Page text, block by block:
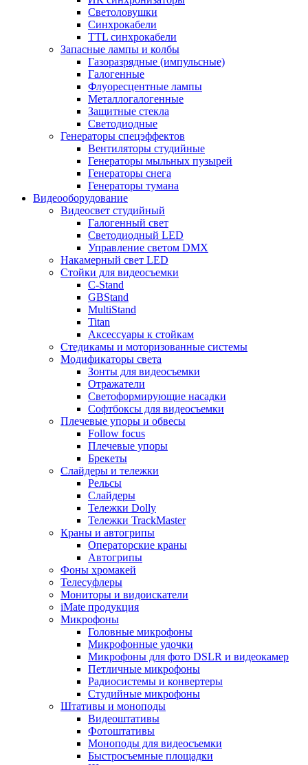
Светоловушки
Синхрокабели
TTL синхрокабели
Запасные лампы и колбы
Газоразрядные (импульсные)
Галогенные
Флуоресцентные лампы
Металлогалогенные
Защитные стекла
Светодиодные
Генераторы спецэффектов
Вентиляторы студийные
Генераторы мыльных пузырей
Генераторы снега
Генераторы тумана
Видеооборудование
Видеосвет студийный
Галогенный свет
Светодиодный LED
Управление светом DMX
Накамерный свет LED
Стойки для видеосъемки
C-Stand
GBStand
MultiStand
Titan
Аксессуары к стойкам
Стедикамы и моторизованные системы
Модификаторы света
Зонты для видеосъемки
Отражатели
Светоформирующие насадки
Софтбоксы для видеосъемки
Плечевые упоры и обвесы
Follow focus
Плечевые упоры
Брекеты
Слайдеры и тележки
Рельсы
Слайдеры
Тележки Dolly
Тележки TrackMaster
Краны и автогрипы
Операторские краны
Автогрипы
Фоны хромакей
Телесуфлеры
Мониторы и видоискатели
iMate продукция
Микрофоны
Головные микрофоны
Микрофонные удочки
Микрофоны для фото DSLR и видеокамер
Петличные микрофоны
Радиосистемы и конвертеры
Студийные микрофоны
Штативы и моноподы
Видеоштативы
Фотоштативы
Моноподы для видеосъемки
Быстросъемные площадки